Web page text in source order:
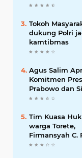
MAFIA
Tokoh
dukung Polri
kamtibmas
Agus Salim
Komitmen
Prabowo dan
Aparat Penegak
Korupsi
Tim Kuasa
warga Torete,
Firmansyah C.
S.H.,